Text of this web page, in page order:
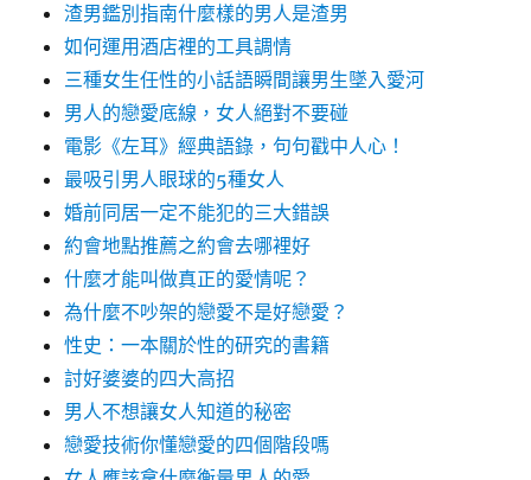
渣男鑑別指南什麼樣的男人是渣男
如何運用酒店裡的工具調情
三種女生任性的小話語瞬間讓男生墜入愛河
男人的戀愛底線，女人絕對不要碰
電影《左耳》經典語錄，句句戳中人心！
最吸引男人眼球的5種女人
婚前同居一定不能犯的三大錯誤
約會地點推薦之約會去哪裡好
什麼才能叫做真正的愛情呢？
為什麼不吵架的戀愛不是好戀愛？
性史：一本關於性的研究的書籍
討好婆婆的四大高招
男人不想讓女人知道的秘密
戀愛技術你懂戀愛的四個階段嗎